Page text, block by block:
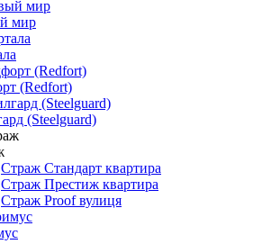
мир
(Redfort)
(Steelguard)
Страж Стандарт квартира
Страж Престиж квартира
Страж Proof вулиця